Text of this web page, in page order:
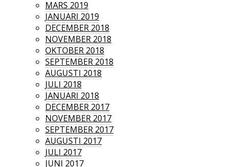
MARS 2019
JANUARI 2019
DECEMBER 2018
NOVEMBER 2018
OKTOBER 2018
SEPTEMBER 2018
AUGUSTI 2018
JULI 2018
JANUARI 2018
DECEMBER 2017
NOVEMBER 2017
SEPTEMBER 2017
AUGUSTI 2017
JULI 2017
JUNI 2017